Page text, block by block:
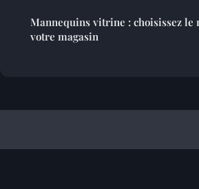
Mannequins vitrine : choisissez
votre magasin
Referencement Site